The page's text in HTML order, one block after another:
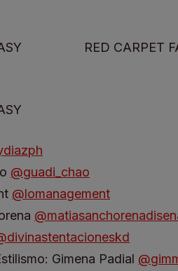
RED CARPET
@guadi_chao
@lomanagement
Gimena Padial